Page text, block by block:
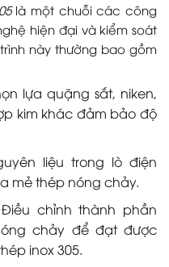
là một chuỗi các công
hiện đại và kiểm soát
này thường bao gồm
lựa quặng sắt, niken,
kim khác đảm bảo độ
liệu trong lò điện
mẻ thép nóng chảy.
chỉnh thành phần
chảy để đạt được
inox 305.